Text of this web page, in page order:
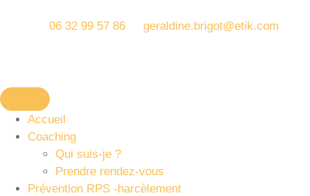
06 32 99 57 86 geraldine.brigot@etik.com
Accueil
Coaching
Qui suis-je ?
Prendre rendez-vous
Prévention RPS -harcèlement